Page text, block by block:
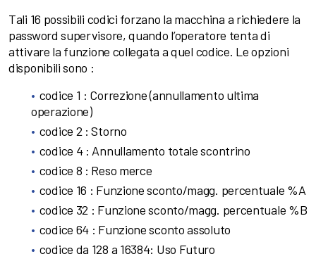
Tali 16 possibili codici forzano la macchina a richiedere la
password supervisore, quando l’operatore tenta di
attivare la funzione collegata a quel codice. Le opzioni
disponibili sono :
codice 1 : Correzione (annullamento ultima
operazione)
codice 2 : Storno
codice 4 : Annullamento totale scontrino
codice 8 : Reso merce
codice 16 : Funzione sconto/magg. percentuale %A
codice 32 : Funzione sconto/magg. percentuale %B
codice 64 : Funzione sconto assoluto
codice da 128 a 16384: Uso Futuro